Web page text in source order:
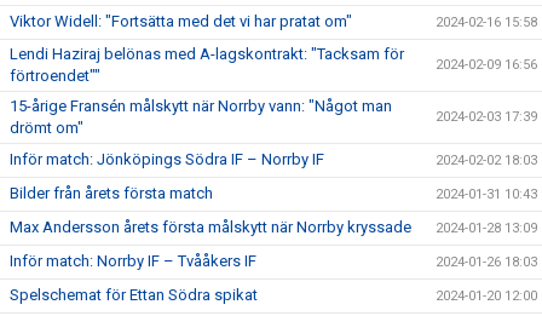
Viktor Widell: "Fortsätta med det vi har pratat om" 2024-02-16 15:58
Lendi Haziraj belönas med A-lagskontrakt: "Tacksam för
förtroendet""
2024-02-09 16:56
15-årige Fransén målskytt när Norrby vann: "Något man
drömt om"
2024-02-03 17:39
Inför match: Jönköpings Södra IF – Norrby IF 2024-02-02 18:03
Bilder från årets första match 2024-01-31 10:43
Max Andersson årets första målskytt när Norrby kryssade 2024-01-28 13:09
Inför match: Norrby IF – Tvååkers IF 2024-01-26 18:03
Spelschemat för Ettan Södra spikat 2024-01-20 12:00